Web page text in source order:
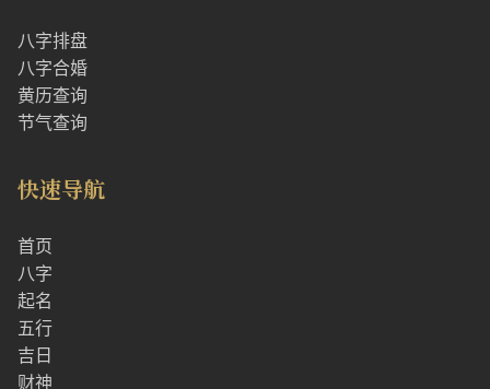
八字排盘
八字合婚
黄历查询
节气查询
快速导航
首页
八字
起名
五行
吉日
财神